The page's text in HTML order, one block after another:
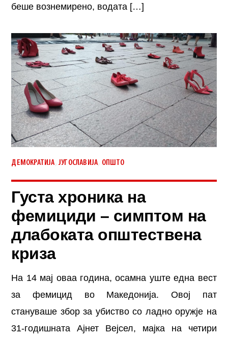
беше вознемирено, водата […]
ДЕМОКРАТИЈА ,ЈУГОСЛАВИЈА ОПШТО
Густа хроника на
фемициди – симптом на
длабоката општествена
криза
На 14 мај оваа година, осамна уште една вест
за фемицид во Македонија. Овој пат
стануваше збор за убиство со ладно оружје на
31-годишната Ајнет Вејсел, мајка на четири